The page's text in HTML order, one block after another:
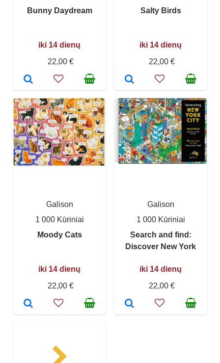
Bunny Daydream
iki 14 dienų
22,00 €
Salty Birds
iki 14 dienų
22,00 €
Galison
1 000 Kūriniai
Moody Cats
iki 14 dienų
22,00 €
Galison
1 000 Kūriniai
Search and find:
Discover New York
iki 14 dienų
22,00 €